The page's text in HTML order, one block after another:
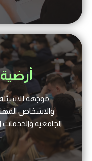
موجهة
والاشخاص
الجامعية